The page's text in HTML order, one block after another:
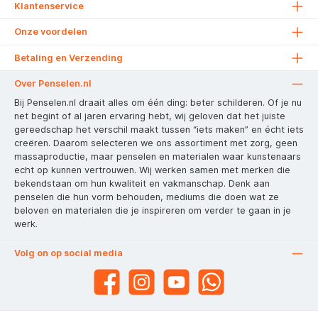
Klantenservice
Onze voordelen
Betaling en Verzending
Over Penselen.nl
Bij Penselen.nl draait alles om één ding: beter schilderen. Of je nu
net begint of al jaren ervaring hebt, wij geloven dat het juiste
gereedschap het verschil maakt tussen “iets maken” en écht iets
creëren. Daarom selecteren we ons assortiment met zorg, geen
massaproductie, maar penselen en materialen waar kunstenaars
echt op kunnen vertrouwen. Wij werken samen met merken die
bekendstaan om hun kwaliteit en vakmanschap. Denk aan
penselen die hun vorm behouden, mediums die doen wat ze
beloven en materialen die je inspireren om verder te gaan in je
werk.
Volg on op social media